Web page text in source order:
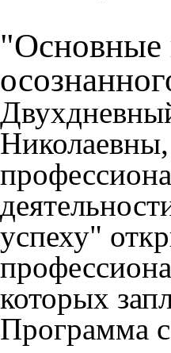
"Основные
успеху"
которых
Программа